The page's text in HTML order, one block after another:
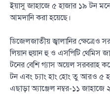
ইয়াসু জাহাজে ৫ হাজার ১৯ টন
আমদানি করা হয়েছে।
ডিজেলজাতীয় জ্বালানির ক্ষেত্রেও
লিয়ান হুয়ান হু ও এসপিটি থেমিস
টনের বেশি গ্যাস অয়েল সরবরাহ
টন এবং চ্যাং হাং হোং তু আরও ৫
এছাড়া অ্যাঞ্জেল নম্বর-১১